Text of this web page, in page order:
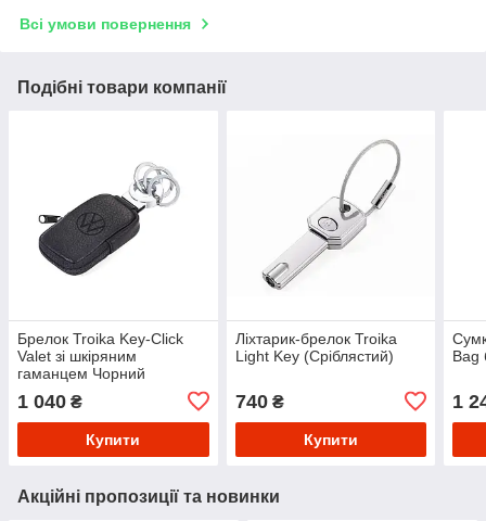
Всі умови повернення
Подібні товари компанії
Брелок Troika Key-Click
Valet зі шкіряним
гаманцем Чорний
1 040 ₴
Купити
Ліхтарик-брелок Troika
Light Key (Сріблястий)
740₴
Купити
Bag
1
Акційні пропозиції та новинки